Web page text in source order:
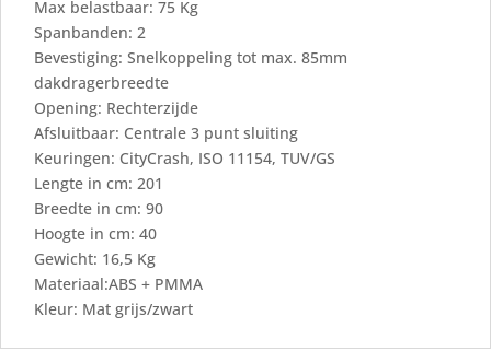
Max belastbaar: 75 Kg
Spanbanden: 2
Bevestiging: Snelkoppeling tot max. 85mm
dakdragerbreedte
Opening: Rechterzijde
Afsluitbaar: Centrale 3 punt sluiting
Keuringen: CityCrash, ISO 11154, TUV/GS
Lengte in cm: 201
Breedte in cm: 90
Hoogte in cm: 40
Gewicht: 16,5 Kg
Materiaal:ABS + PMMA
Kleur: Mat grijs/zwart